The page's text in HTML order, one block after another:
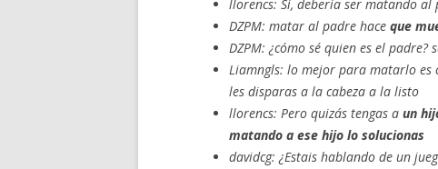
llorencs: Sí, debería ser matando
DZPM: matar al padre hace que
DZPM: ¿cómo sé quien es el
Liamngls: lo mejor para matarlo es
les disparas a la cabeza a la listo
llorencs: Pero quizás tengas a un
matando a ese hijo lo solucionas
davidcg: ¿Estais hablando de un